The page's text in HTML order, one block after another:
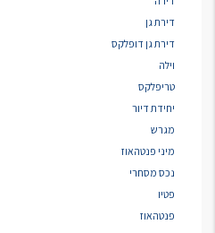
דירת גן
דירת גן דופלקס
וילה
טריפלקס
יחידת דיור
מגרש
מיני פנטהאוז
נכס מסחרי
פטיו
פנטהאוז